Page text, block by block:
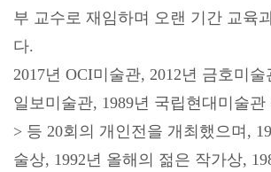
부 교수로 재임하며 오랜 기간 교육
다.
2017년 OCI미술관, 2012년 금호미술
일보미술관, 1989년 국립현대미술관
> 등 20회의 개인전을 개최했으며 ,
술상, 1992년 올해의 젊은 작가상,